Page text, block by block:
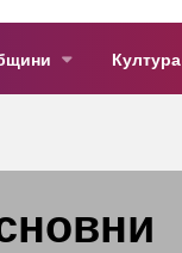
Култура